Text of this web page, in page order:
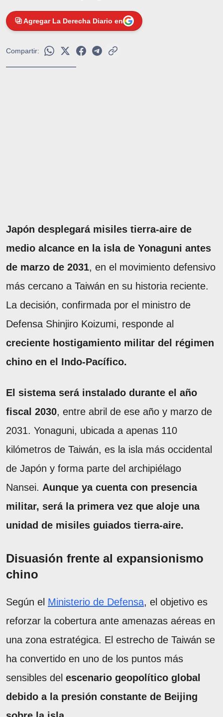
Agregar La Derecha Diario en
Compartir:
Japón desplegará misiles tierra-aire de
medio alcance en la isla de Yonaguni antes
de marzo de 2031, en el movimiento defensivo
más cercano a Taiwán en su historia reciente.
La decisión, confirmada por el ministro de
Defensa Shinjiro Koizumi, responde al
creciente hostigamiento militar del régimen
chino en el Indo-Pacífico.
El sistema será instalado durante el año
fiscal 2030, entre abril de ese año y marzo de
2031. Yonaguni, ubicada a apenas 110
kilómetros de Taiwán, es la isla más occidental
de Japón y forma parte del archipiélago
Nansei. Aunque ya cuenta con presencia
militar, será la primera vez que aloje una
unidad de misiles guiados tierra-aire.
Disuasión frente al expansionismo
chino
Según el Ministerio de Defensa, el objetivo es
reforzar la cobertura ante amenazas aéreas en
una zona estratégica. El estrecho de Taiwán se
ha convertido en uno de los puntos más
sensibles del escenario geopolítico global
debido a la presión constante de Beijing